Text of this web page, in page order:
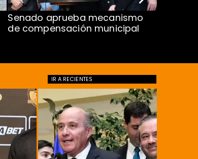
Senado aprueba mecanismo
de compensación municipal
IR A RECIENTES